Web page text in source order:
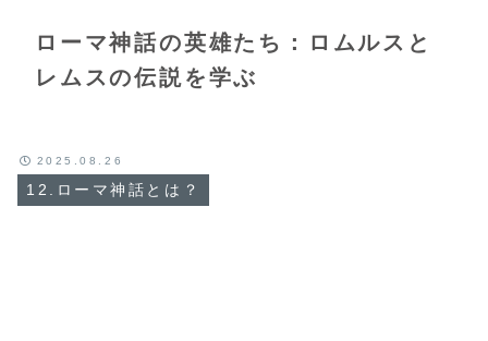
ローマ神話の英雄たち：ロムルスと
レムスの伝説を学ぶ
12.ローマ神話とは？
2025.08.26